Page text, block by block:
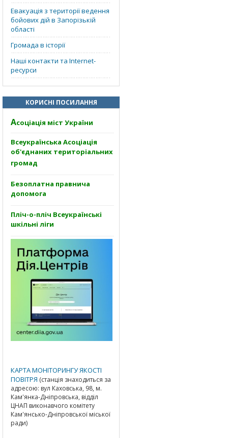
Евакуація з території ведення
бойових дій в Запорізькій
області
Громада в історії
Наші контакти та Internet-
ресурси
КОРИСНІ ПОСИЛАННЯ
Асоціація міст України
Всеукраїнська Асоціація
об'єднаних територіальних
громад
Безоплатна правнича
допомога
Пліч-о-пліч Всеукраїнські
шкільні ліги
КАРТА МОНІТОРИНГУ ЯКОСТІ
ПОВІТРЯ (станція знаходиться за
адресою: вул Каховська, 98, м.
Кам'янка-Дніпровська, відділ
ЦНАП виконавчого комітету
Кам'янсько-Дніпровської міської
ради)